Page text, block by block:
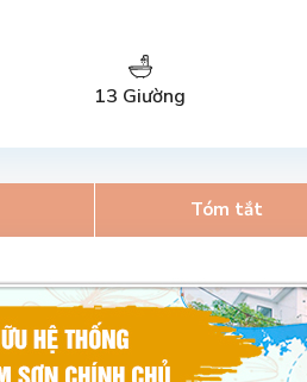
13 Giường
Tóm tắt